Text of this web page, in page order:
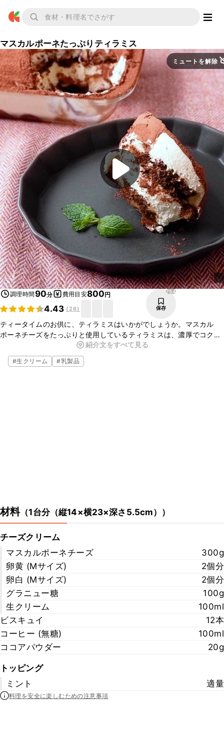
マスカルポーネたっぷりティラミス
ミュートを解除
調理時間90分 費用目安800円
4.43 (26)
754
保存
ティータイムのお供に、ティラミスはいかがでしょうか。マスカル
ポーネチーズをたっぷりと使用しているティラミスは、濃厚でコクが
あり、コーヒーや紅茶にぴったりのお菓子ですよ。とても簡単に作れ
るので、ぜひお試しくださいね。
紹介文をすべて見る
#生クリーム #乳製品
材料（1台分（縦14×横23×深さ5.5cm） ）
チーズクリーム
マスカルポーネチーズ
300g
卵黄 (Mサイズ)
2個分
卵白 (Mサイズ)
2個分
グラニュー糖
100g
生クリーム
100ml
ビスキュイ
12本
コーヒー (無糖)
100ml
ココアパウダー
20g
トッピング
ミント
適量
料理を安全に楽しむための注意事項